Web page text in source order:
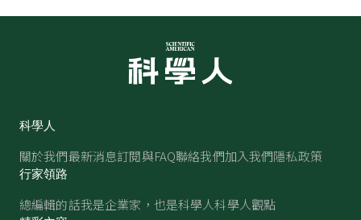
科學人
關於我們最新消息訂閱與FAQ聯絡我們加入我們隱私政策
行家領路
總編輯的話我是企業家，也是科學人科學人觀點